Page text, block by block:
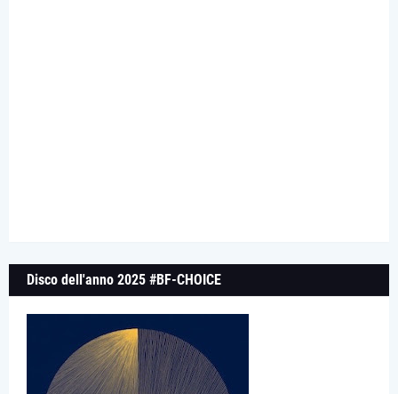
Disco dell'anno 2025 #BF-CHOICE